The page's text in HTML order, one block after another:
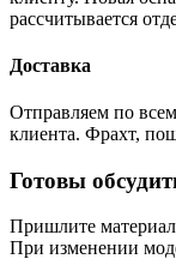
рассчитывается
Доставка
Отправляем по
клиента. Фрахт,
Готовы
Пришлите
При изменении